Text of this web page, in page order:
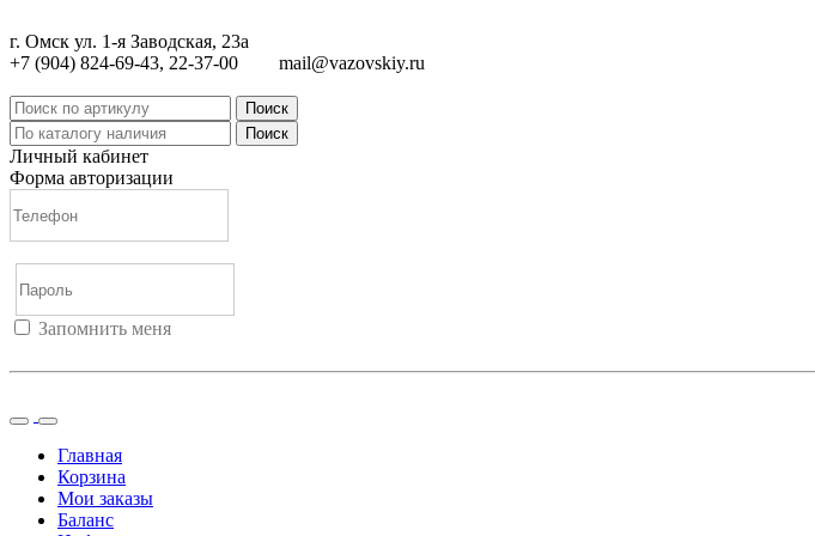
г. Омск ул. 1-я Заводская, 23а
+7 (904) 824-69-43, 22-37-00
mail@vazovskiy.ru
Поиск
Поиск
Личный кабинет
Форма авторизации
Запомнить меня
Главная
Корзина
Мои заказы
Баланс